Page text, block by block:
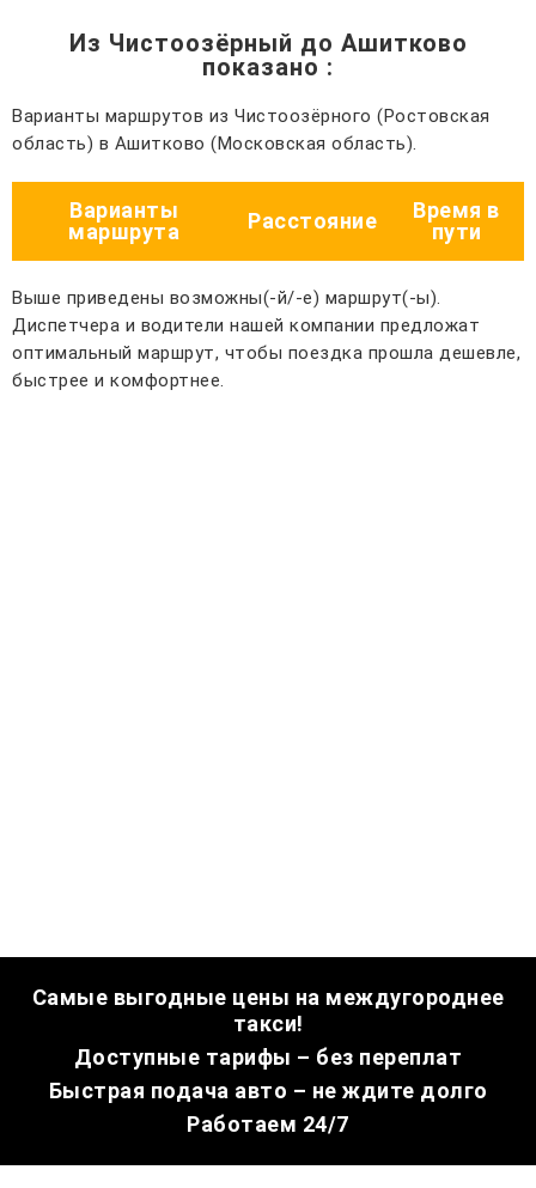
Из Чистоозёрный до Ашитково
показано :
Варианты маршрутов из Чистоозёрного (Ростовская
область) в Ашитково (Московская область).
Варианты
маршрута
Расстояние
Время в
пути
Выше приведены возможны(-й/-е) маршрут(-ы).
Диспетчера и водители нашей компании предложат
оптимальный маршрут, чтобы поездка прошла дешевле,
быстрее и комфортнее.
Самые выгодные цены на междугороднее
такси!
Доступные тарифы – без переплат
Быстрая подача авто – не ждите долго
Работаем 24/7